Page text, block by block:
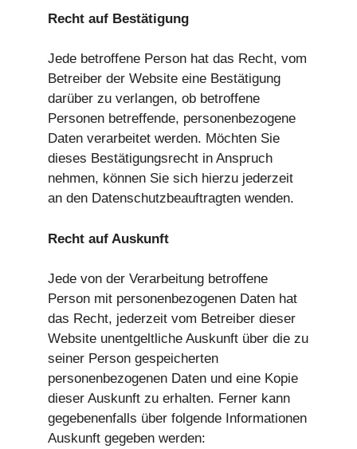
Recht auf Bestätigung
Jede betroffene Person hat das Recht, vom
Betreiber der Website eine Bestätigung
darüber zu verlangen, ob betroffene
Personen betreffende, personenbezogene
Daten verarbeitet werden. Möchten Sie
dieses Bestätigungsrecht in Anspruch
nehmen, können Sie sich hierzu jederzeit
an den Datenschutzbeauftragten wenden.
Recht auf Auskunft
Jede von der Verarbeitung betroffene
Person mit personenbezogenen Daten hat
das Recht, jederzeit vom Betreiber dieser
Website unentgeltliche Auskunft über die zu
seiner Person gespeicherten
personenbezogenen Daten und eine Kopie
dieser Auskunft zu erhalten. Ferner kann
gegebenenfalls über folgende Informationen
Auskunft gegeben werden: